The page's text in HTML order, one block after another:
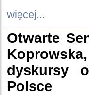
więcej...
Otwarte
dyskursy
Polsce